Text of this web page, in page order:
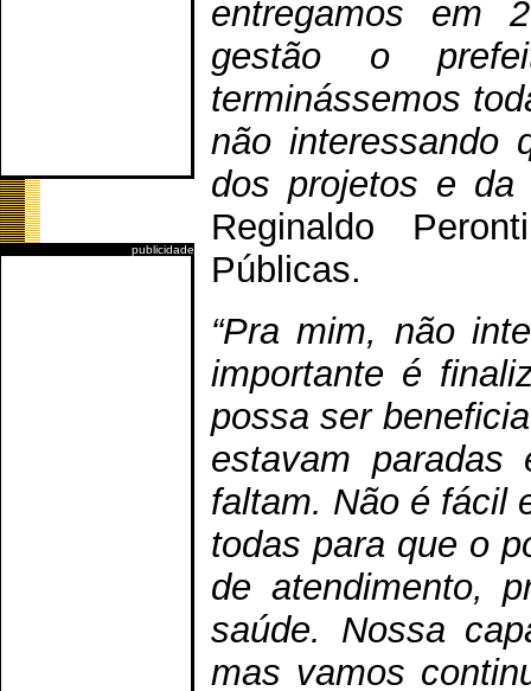
publicidade
entregamos em
gestão o
terminássemos
não interessando
dos projetos e da
Reginaldo
Públicas.
“Pra mim, não
importante é
possa ser
estavam
faltam. Não é fácil
todas para que o
de atendimento,
saúde. Nossa
mas vamos